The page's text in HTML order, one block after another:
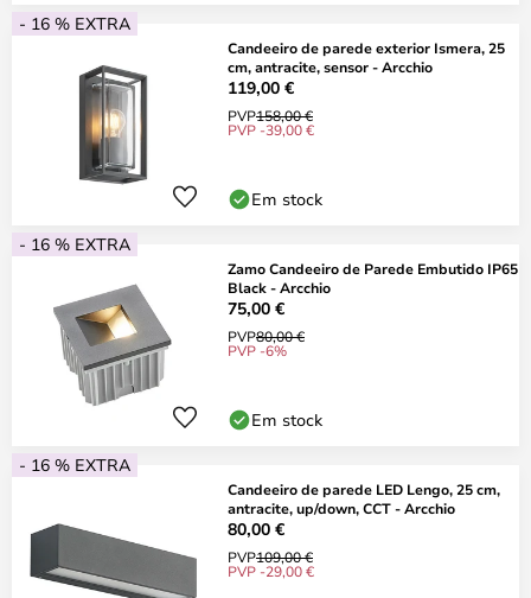
- 16 % EXTRA
Candeeiro de parede exterior Ismera, 25
cm, antracite, sensor - Arcchio
119,00 €
PVP158,00 €
PVP -39,00 €
Em stock
- 16 % EXTRA
Zamo Candeeiro de Parede Embutido IP65
Black - Arcchio
75,00 €
PVP80,00 €
PVP -6%
Em stock
- 16 % EXTRA
Candeeiro de parede LED Lengo, 25 cm,
antracite, up/down, CCT - Arcchio
80,00 €
PVP109,00 €
PVP -29,00 €